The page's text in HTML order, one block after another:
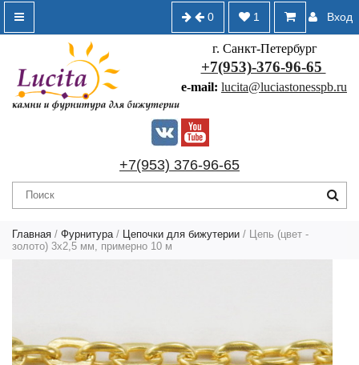
Вход
1
0
г. Санкт-Петербург
+7(953)-376-96-65
e-mail: lucita@luciastonesspb.ru
+7(953) 376-96-65
Главная / Фурнитура / Цепочки для бижутерии / Цепь (цвет -
золото) 3х2,5 мм, примерно 10 м